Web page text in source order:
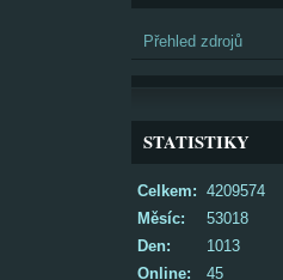
Přehled zdrojů
STATISTIKY
Online: 45
Celkem: 4209574
Měsíc:
53018
Den:
1013